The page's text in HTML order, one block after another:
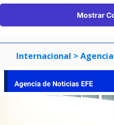
Mostrar
Internacional >